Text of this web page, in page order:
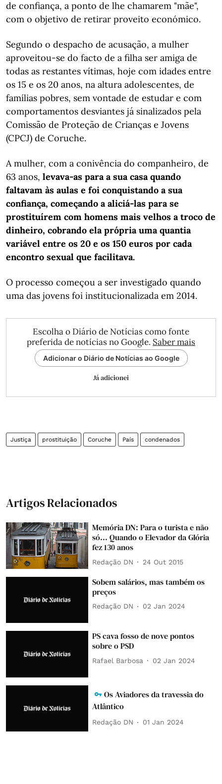
de confiança, a ponto de lhe chamarem "mãe",
com o objetivo de retirar proveito económico.
Segundo o despacho de acusação, a mulher
aproveitou-se do facto de a filha ser amiga de
todas as restantes vítimas, hoje com idades entre
os 15 e os 20 anos, na altura adolescentes, de
famílias pobres, sem vontade de estudar e com
comportamentos desviantes já sinalizados pela
Comissão de Proteção de Crianças e Jovens
(CPCJ) de Coruche.
A mulher, com a conivência do companheiro, de
63 anos, levava-as para a sua casa quando
faltavam às aulas e foi conquistando a sua
confiança, começando a aliciá-las para se
prostituírem com homens mais velhos a troco de
dinheiro, cobrando ela própria uma quantia
variável entre os 20 e os 150 euros por cada
encontro sexual que facilitava.
O processo começou a ser investigado quando
uma das jovens foi institucionalizada em 2014.
Escolha o Diário de Notícias como fonte
preferida de notícias no Google. Saber mais
Adicionar o Diário de Notícias ao Google
Já adicionei
Justiça prostituição Coruche País condenados
Artigos Relacionados
Memória DN: Para o turista e não
só... Quando o Elevador da Glória
fez 130 anos
Redação DN 24 Out 2015
Sobem salários, mas também os
preços
Redação DN 02 Jan 2024
PS cava fosso de nove pontos
sobre o PSD
Rafael Barbosa 02 Jan 2024
Os Aviadores da travessia do
Atlântico
Redação DN 01 Jan 2024